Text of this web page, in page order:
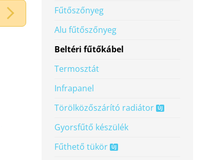
Fűtőszőnyeg
Alu fűtőszőnyeg
Beltéri fűtőkábel
Termosztát
Infrapanel
Törölköző­szárító radiátor
Gyorsfűtő készülék
Fűthető tükör